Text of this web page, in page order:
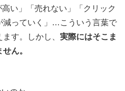
い」「売れない」「クリック
減っていく」…こういう言葉で
す。しかし、 実際にはそこま
ん。